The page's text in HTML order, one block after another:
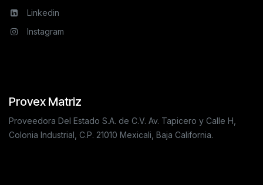
Linkedin
Instagram
Provex Matriz
Proveedora Del Estado S.A. de C.V. Av. Tapicero y Calle H,
Colonia Industrial, C.P. 21010 Mexicali, Baja California.